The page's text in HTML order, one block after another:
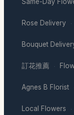
Rose Delivery ·
Bouquet
訂花推薦 ·
Agnes B Florist
Local Flowers ·